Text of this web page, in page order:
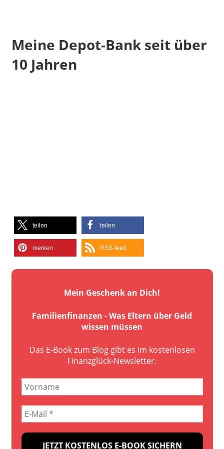
Meine Depot-Bank seit über
10 Jahren
teilen teilen
merken RSS-feed
Mein Geschenk an Dich!
Familienfinanzen - Was Eltern über Geld
wissen müssen
Das E-Book zum Blog gibt es im kostenlosen
Finanzglück-Newsletter.